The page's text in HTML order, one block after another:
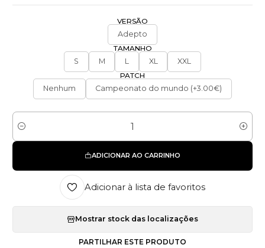
VERSÃO
Adepto
TAMANHO
S
M L XL
XXL
PATCH
Nenhum
Campeonato do mundo (+3.00€)
Quantidade
ADICIONAR AO CARRINHO
Adicionar à lista de favoritos
Mostrar stock das localizações
PARTILHAR ESTE PRODUTO